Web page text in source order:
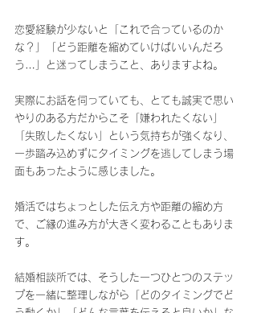
恋愛経験が少ないと「これで合っているのか
な？」「どう距離を縮めていけばいいんだろ
う…」と迷ってしまうこと、ありますよね。
実際にお話を伺っていても、とても誠実で思い
やりのある方だからこそ「嫌われたくない」
「失敗したくない」という気持ちが強くなり、
一歩踏み込めずにタイミングを逃してしまう場
面もあったように感じました。
婚活ではちょっとした伝え方や距離の縮め方
で、ご縁の進み方が大きく変わることもありま
す。
結婚相談所では、そうした一つひとつのステッ
プを一緒に整理しながら「どのタイミングでど